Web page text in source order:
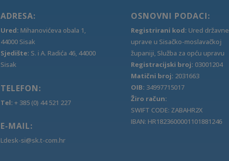
ADRESA:
Ured: Mihanovićeva obala 1,
44000 Sisak
Sjedište: S. i A. Radića 46, 44000
Sisak
TELEFON:
Tel: + 385 (0) 44 521 227
E-MAIL:
Ldesk-si@sk.t-com.hr
OSNOVNI PODACI:
Registrirani kod: Ured državne
uprave u Sisačko-moslavačkoj
županiji, Služba za opću upravu
Registracijski broj: 03001204
Matični broj: 2031663
OIB: 34997715017
Žiro račun:
SWIFT CODE: ZABAHR2X
IBAN: HR1823600001101881246